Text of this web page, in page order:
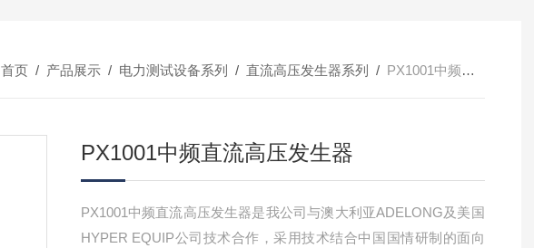
首页/ 产品展示/ 电力测试设备系列 / 直流高压发生器系列 / PX1001中频直流高压发生器
PX1001中频直流高压发生器
PX1001中频直流高压发生器是我公司与澳大利亚ADELONG及美国
HYPER EQUIP公司技术合作，采用技术结合中国国情研制的面向